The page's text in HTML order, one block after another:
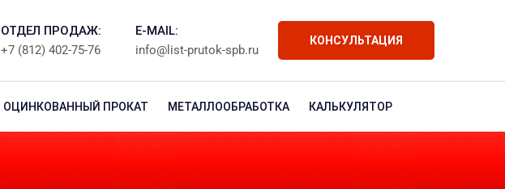
КОНСУЛЬТАЦИЯ
ОТДЕЛ ПРОДАЖ:
+7 (812) 402-75-76
E-MAIL:
info@list-prutok-spb.ru
ОЦИНКОВАННЫЙ ПРОКАТ МЕТАЛЛООБРАБОТКА КАЛЬКУЛЯТОР